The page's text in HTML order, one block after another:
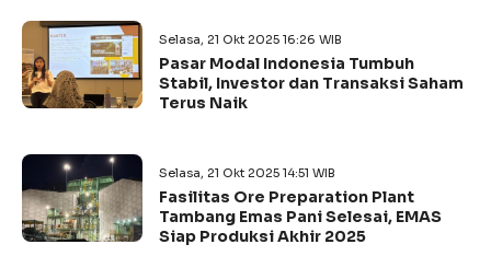
Selasa, 21 Okt 2025 16:26 WIB
Pasar Modal Indonesia Tumbuh
Stabil, Investor dan Transaksi Saham
Terus Naik
Selasa, 21 Okt 2025 14:51 WIB
Fasilitas Ore Preparation Plant
Tambang Emas Pani Selesai, EMAS
Siap Produksi Akhir 2025